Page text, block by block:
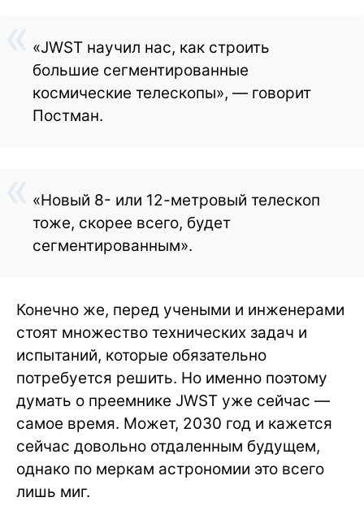
«JWST научил нас, как строить
большие сегментированные
космические телескопы», — говорит
Постман.
«Новый 8- или 12-метровый телескоп
тоже, скорее всего, будет
сегментированным».
Конечно же, перед учеными и инженерами
стоят множество технических задач и
испытаний, которые обязательно
потребуется решить. Но именно поэтому
думать о преемнике JWST уже сейчас —
самое время. Может, 2030 год и кажется
сейчас довольно отдаленным будущем,
однако по меркам астрономии это всего
лишь миг.